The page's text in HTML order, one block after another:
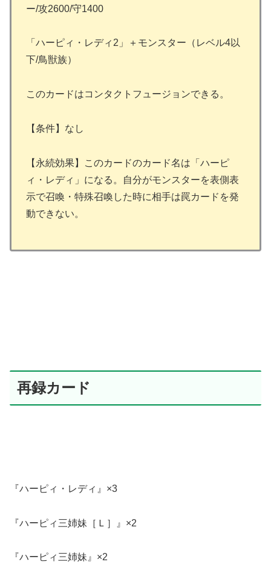
ー/攻2600/守1400
「ハーピィ・レディ2」＋モンスター（レベル4以
下/鳥獣族）
このカードはコンタクトフュージョンできる。
【条件】なし
【永続効果】このカードのカード名は「ハーピ
ィ・レディ」になる。自分がモンスターを表側表
示で召喚・特殊召喚した時に相手は罠カードを発
動できない。
再録カード
『ハーピィ・レディ』×3
『ハーピィ三姉妹［Ｌ］』×2
『ハーピィ三姉妹』×2